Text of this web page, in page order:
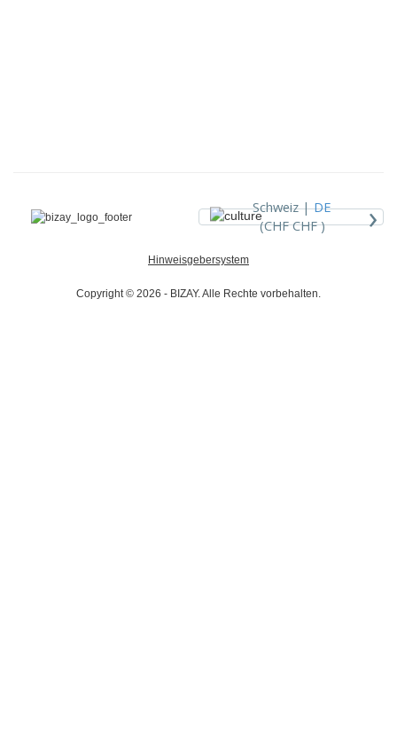
Schweiz |DE
(CHF CHF )
›
Hinweisgebersystem
Copyright © 2026 - BIZAY. Alle Rechte vorbehalten.